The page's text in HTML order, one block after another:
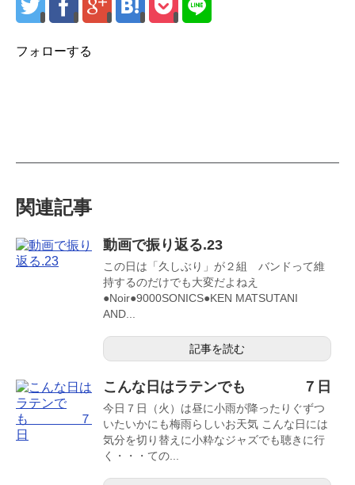
フォローする
関連記事
動画で振り返る.23
この日は「久しぶり」が２組 バンドって維
持するのだけでも大変だよねえ
●Noir●9000SONICS●KEN MATSUTANI
AND...
記事を読む
こんな日はラテンでも ７日
今日７日（火）は昼に小雨が降ったりぐずつ
いたいかにも梅雨らしいお天気 こんな日には
気分を切り替えに小粋なジャズでも聴きに行
く・・・ての...